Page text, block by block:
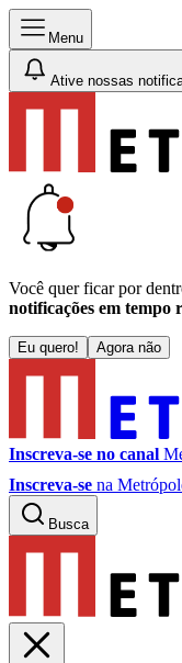
Menu
Ative nossas
Você quer ficar por
notificações em tempo
Eu quero! Agora não
Inscreva-se no canal
Inscreva-se na
Busca